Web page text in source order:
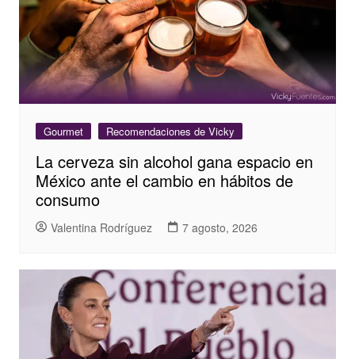
Gourmet Recomendaciones de Vicky
La cerveza sin alcohol gana espacio en
México ante el cambio en hábitos de
consumo
Valentina Rodríguez 7 agosto, 2026